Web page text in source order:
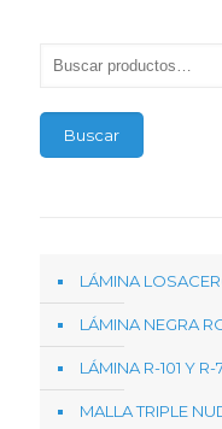
Buscar
LÁMINA
LÁMINA NEGRA
LÁMINA R-101 Y R-
MALLA TRIPLE